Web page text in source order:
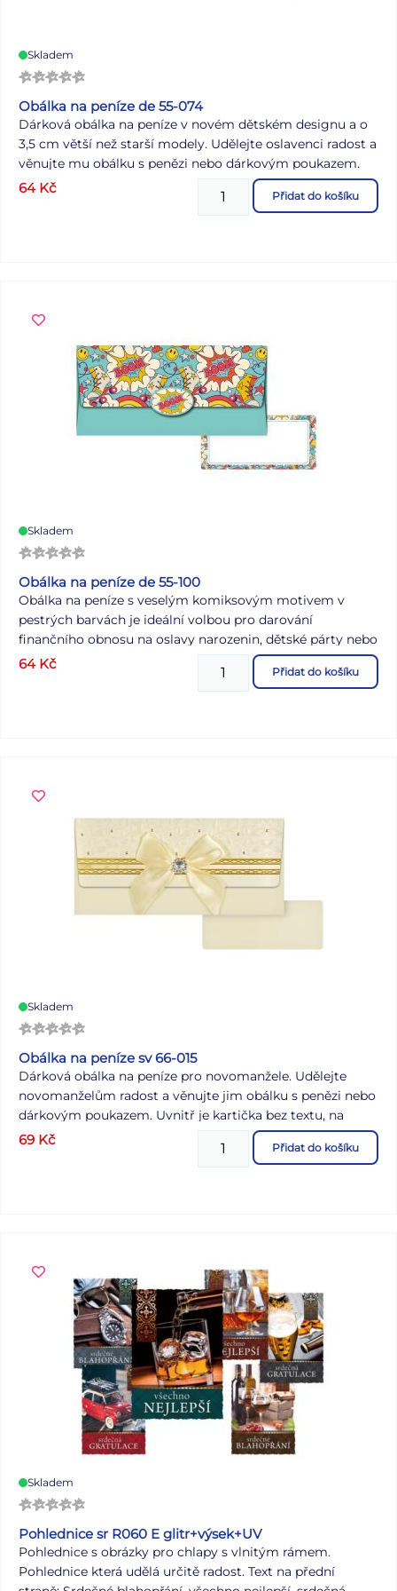
Skladem
Obálka na peníze de 55-074
Dárková obálka na peníze v novém dětském designu a o
3,5 cm větší než starší modely. Udělejte oslavenci radost a
věnujte mu obálku s penězi nebo dárkovým poukazem.
Uvnitř je kartička bez textu, na kterou můžete napsat
věnování. BARVA: světle růžová MOTIV: pejsek s nápisem
64 Kč Přidat do košíku
Skladem
Obálka na peníze de 55-100
Obálka na peníze s veselým komiksovým motivem v
pestrých barvách je ideální volbou pro darování
finančního obnosu na oslavy narozenin, dětské párty nebo
jiné veselé události. Obálka obsahuje kartičku pro
případný vzkaz, přání či osobní věnování, čímž dodá
64 Kč Přidat do košíku
Skladem
Obálka na peníze sv 66-015
Dárková obálka na peníze pro novomanžele. Udělejte
novomanželům radost a věnujte jim obálku s penězi nebo
dárkovým poukazem. Uvnitř je kartička bez textu, na
kterou můžete napsat věnování. BARVA: krémová MOTIV:
mašle se zlatými doplňky Dodáváme v plastovém sáčku
69 Kč Přidat do košíku
Skladem
Pohlednice sr R060 E glitr+výsek+UV
Pohlednice s obrázky pro chlapy s vlnitým rámem.
Pohlednice která udělá určitě radost. Text na přední